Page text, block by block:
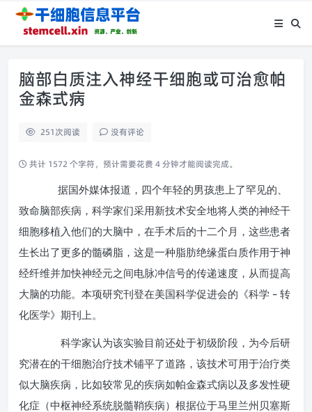
脑部白质注入神经干细胞或可治愈帕
金森式病
251次阅读 没有评论
共计 1572 个字符，预计需要花费 4 分钟才能阅读完成。
据国外媒体报道，四个年轻的男孩患上了罕见的、
致命脑部疾病，科学家们采用新技术安全地将人类的神经干
细胞移植入他们的大脑中，在手术后的十二个月，这些患者
生长出了更多的髓磷脂，这是一种脂肪绝缘蛋白质作用于神
经纤维并加快神经元之间电脉冲信号的传递速度，从而提高
大脑的功能。本项研究刊登在美国科学促进会的《科学 – 转
化医学》期刊上。
科学家认为该实验目前还处于初级阶段，为今后研
究潜在的干细胞治疗技术铺平了道路，该技术可用于治疗类
似大脑疾病，比如较常见的疾病如帕金森式病以及多发性硬
化症（中枢神经系统脱髓鞘疾病）根据位于马里兰州贝塞斯